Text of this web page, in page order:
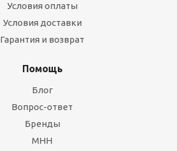
Условия оплаты
Условия доставки
Гарантия и возврат
Помощь
Блог
Вопрос-ответ
Бренды
МНН